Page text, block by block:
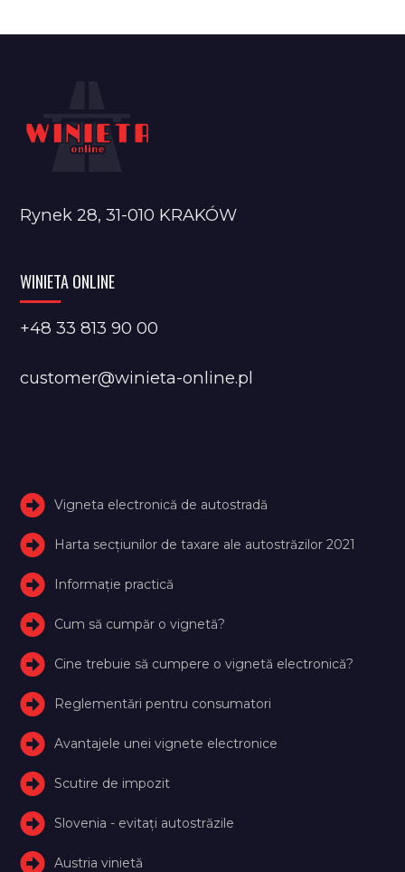
Rynek 28, 31-010 KRAKÓW
WINIETA ONLINE
+48 33 813 90 00
customer@winieta-online.pl
Vigneta electronică de autostradă
Harta secțiunilor de taxare ale autostrăzilor 2021
Informație practică
Cum să cumpăr o vignetă?
Cine trebuie să cumpere o vignetă electronică?
Reglementări pentru consumatori
Avantajele unei vignete electronice
Scutire de impozit
Slovenia - evitați autostrăzile
Austria vinietă